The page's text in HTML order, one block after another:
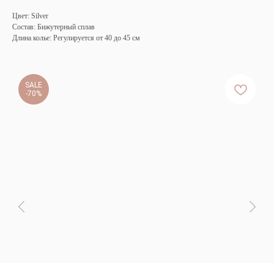
Цвет: Silver
Состав: Бижутерный сплав
Длина колье: Регулируется от 40 до 45 см
SALE
-70%